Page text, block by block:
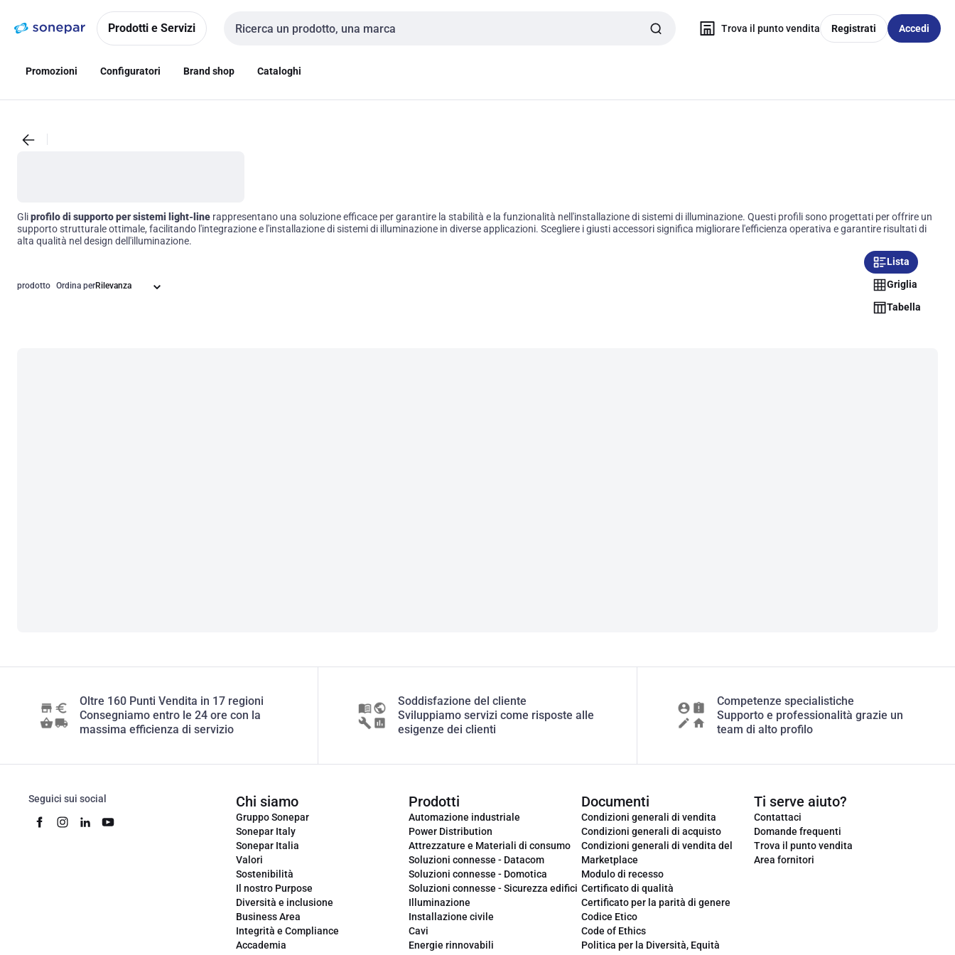
navigazionealla
Prodotti e Servizi
Cerca input
Trova il punto vendita Registrati Accedi
Promozioni Configuratori Brand shop Cataloghi
Gliprofilo di supporto per sistemi light-line rappresentano una soluzione efficace per garantire la stabilità e la funzionalità nell'installazione di sistemi di illuminazione. Questi profili sono progettati per offrire un
supporto strutturale ottimale, facilitando l'integrazione e l'installazione di sistemi di illuminazione in diverse applicazioni. Scegliere i giusti accessori significa migliorare l'efficienza operativa e garantire risultati di
alta qualità nel design dell'illuminazione.
prodotto Ordina per
Lista
Griglia
Tabella
Oltre 160 Punti Vendita in 17 regioni
Consegniamo entro le 24 ore con la
massima efficienza di servizio
Soddisfazione del cliente
Sviluppiamo servizi come risposte alle
esigenze dei clienti
Competenze specialistiche
Supporto e professionalità grazie un
team di alto profilo
Seguici sui social Chi siamo
Gruppo Sonepar
Sonepar Italy
Sonepar Italia
Valori
Sostenibilità
Il nostro Purpose
Diversità e inclusione
Business Area
Integrità e Compliance
Accademia
Prodotti
Automazione industriale
Power Distribution
Attrezzature e Materiali di consumo
Soluzioni connesse - Datacom
Soluzioni connesse - Domotica
Soluzioni connesse - Sicurezza edifici
Illuminazione
Installazione civile
Cavi
Energie rinnovabili
Documenti
Condizioni generali di vendita
Condizioni generali di acquisto
Condizioni generali di vendita del
Marketplace
Modulo di recesso
Certificato di qualità
Certificato per la parità di genere
Codice Etico
Code of Ethics
Politica per la Diversità, Equità
Ti serve aiuto?
Contattaci
Domande frequenti
Trova il punto vendita
Area fornitori